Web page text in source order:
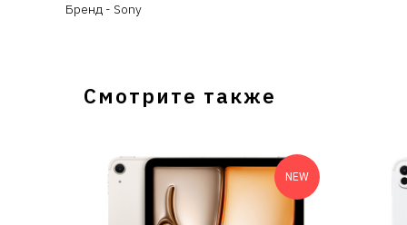
Бренд - Sony
Смотрите также
NEW